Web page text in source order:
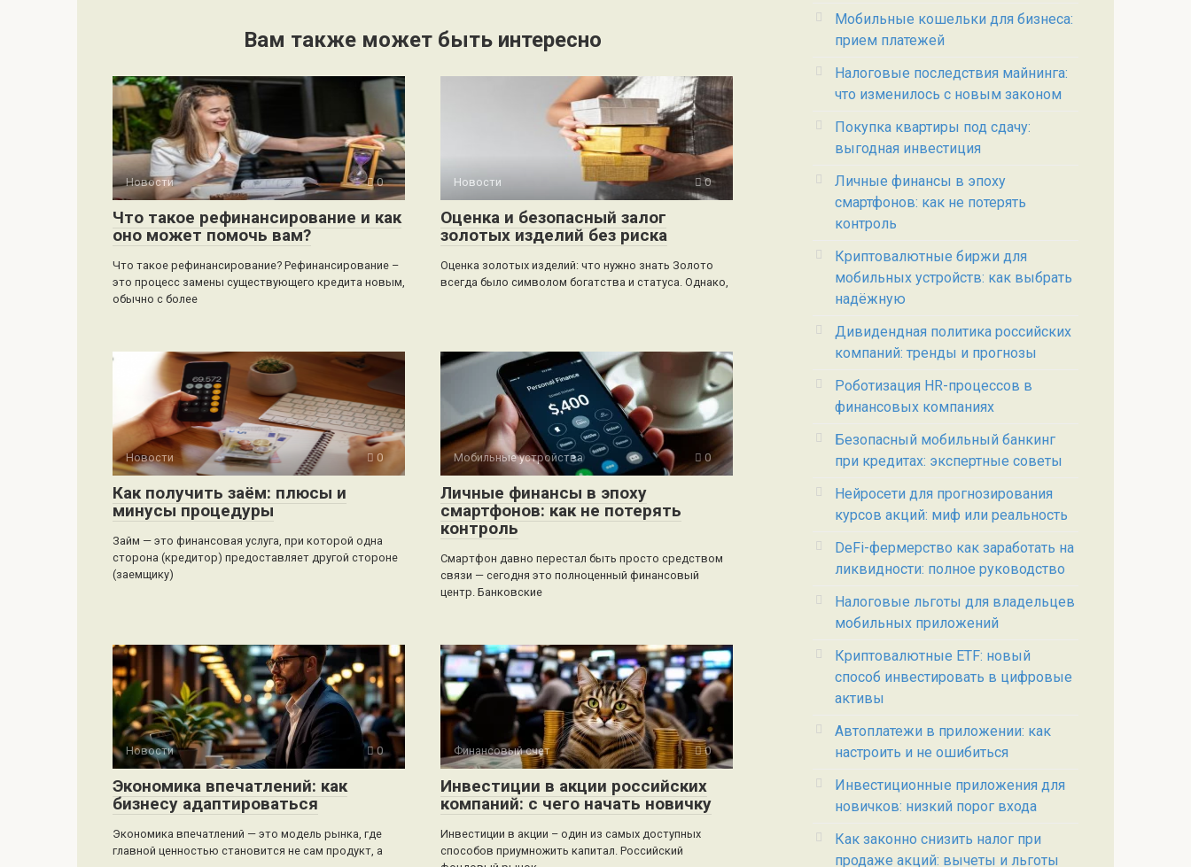
Вам также может быть интересно
Новости 0
Что такое рефинансирование и как
оно может помочь вам?
Что такое рефинансирование? Рефинансирование –
это процесс замены существующего кредита новым,
обычно с более
Новости 0
Оценка и безопасный залог
золотых изделий без риска
Оценка золотых изделий: что нужно знать Золото
всегда было символом богатства и статуса. Однако,
Новости 0
Как получить заём: плюсы и
минусы процедуры
Займ — это финансовая услуга, при которой одна
сторона (кредитор) предоставляет другой стороне
(заемщику)
Мобильные устройства 0
Личные финансы в эпоху
смартфонов: как не потерять
контроль
Смартфон давно перестал быть просто средством
связи — сегодня это полноценный финансовый
центр. Банковские
Новости 0
Экономика впечатлений: как
бизнесу адаптироваться
Экономика впечатлений — это модель рынка, где
главной ценностью становится не сам продукт, а
Финансовый счет 0
Инвестиции в акции российских
компаний: с чего начать новичку
Инвестиции в акции – один из самых доступных
способов приумножить капитал. Российский
Мобильные кошельки для бизнеса:
прием платежей
Налоговые последствия майнинга:
что изменилось с новым законом
Покупка квартиры под сдачу:
выгодная инвестиция
Личные финансы в эпоху
смартфонов: как не потерять
контроль
Криптовалютные биржи для
мобильных устройств: как выбрать
надёжную
Дивидендная политика российских
компаний: тренды и прогнозы
Роботизация HR-процессов в
финансовых компаниях
Безопасный мобильный банкинг
при кредитах: экспертные советы
Нейросети для прогнозирования
курсов акций: миф или реальность
DeFi-фермерство как заработать на
ликвидности: полное руководство
Налоговые льготы для владельцев
мобильных приложений
Криптовалютные ETF: новый
способ инвестировать в цифровые
активы
Автоплатежи в приложении: как
настроить и не ошибиться
Инвестиционные приложения для
новичков: низкий порог входа
Как законно снизить налог при
продаже акций: вычеты и льготы